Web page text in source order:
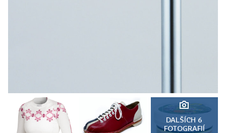
DALŠÍCH 6
FOTOGRAFIÍ